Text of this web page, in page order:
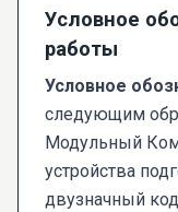
Условное
работы
Условное
следующим
Модульный
устройства
двузначный код